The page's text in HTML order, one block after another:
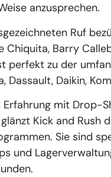
anzusprechen.
Ruf
Barry
perfekt zu der
Dassault, Daikin,
Erfahrung mit Drop-
Kick and Rush
Sie sind
und